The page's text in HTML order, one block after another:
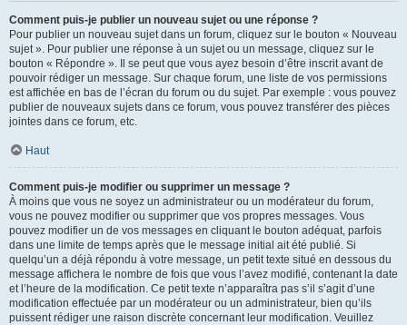
Comment puis-je publier un nouveau sujet ou une réponse ?
Pour publier un nouveau sujet dans un forum, cliquez sur le bouton « Nouveau
sujet ». Pour publier une réponse à un sujet ou un message, cliquez sur le
bouton « Répondre ». Il se peut que vous ayez besoin d’être inscrit avant de
pouvoir rédiger un message. Sur chaque forum, une liste de vos permissions
est affichée en bas de l’écran du forum ou du sujet. Par exemple : vous pouvez
publier de nouveaux sujets dans ce forum, vous pouvez transférer des pièces
jointes dans ce forum, etc.
Haut
Comment puis-je modifier ou supprimer un message ?
À moins que vous ne soyez un administrateur ou un modérateur du forum,
vous ne pouvez modifier ou supprimer que vos propres messages. Vous
pouvez modifier un de vos messages en cliquant le bouton adéquat, parfois
dans une limite de temps après que le message initial ait été publié. Si
quelqu’un a déjà répondu à votre message, un petit texte situé en dessous du
message affichera le nombre de fois que vous l’avez modifié, contenant la date
et l’heure de la modification. Ce petit texte n’apparaîtra pas s’il s’agit d’une
modification effectuée par un modérateur ou un administrateur, bien qu’ils
puissent rédiger une raison discrète concernant leur modification. Veuillez